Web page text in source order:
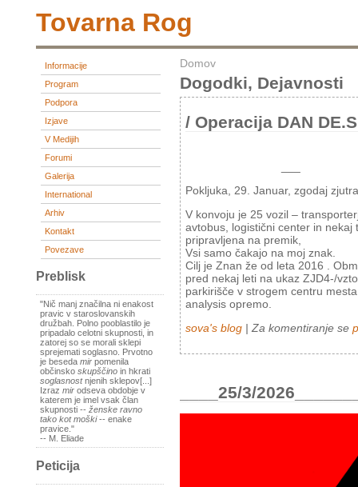
Tovarna Rog
Informacije
Program
Podpora
Izjave
V Medijih
Forumi
Galerija
International
Arhiv
Kontakt
Povezave
Preblisk
"Nič manj značilna ni enakost
pravic v staroslovanskih
družbah. Polno pooblastilo je
pripadalo celotni skupnosti, in
zatorej so se morali sklepi
sprejemati soglasno. Prvotno
je beseda mir pomenila
občinsko skupščino in hkrati
soglasnostnjenih sklepov[...]
Izraz mir odseva obdobje v
katerem je imel vsak član
skupnosti -- ženske ravno
tako kot moški-- enake
pravice."
-- M. Eliade
Peticija
Domov
Dogodki, Dejavnosti
/ Operacija DAN
Pokljuka, 29. Januar, zgodaj
V konvoju je 25 vozil –
avtobus, logistični center in
pripravljena na premik,
Vsi samo čakajo na moj znak.
Cilj je Znan že od leta 2016 .
pred nekaj leti na ukaz ZJD4-/
parkirišče v strogem centru
analysis opremo.
sova's blog | Za komentiranje se
____25/3/